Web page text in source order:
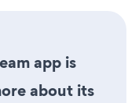
app is
about its